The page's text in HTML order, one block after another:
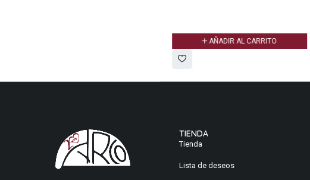
AÑADIR AL CARRITO
TIENDA
Tienda
Lista de deseos